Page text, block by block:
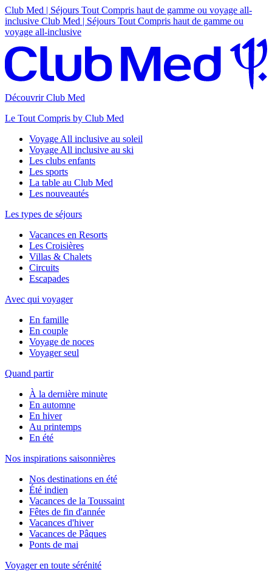
Club Med | Séjours Tout Compris haut de gamme ou voyage all-
inclusive Club Med | Séjours Tout Compris haut de gamme ou
voyage all-inclusive
Découvrir Club Med
Le Tout Compris by Club Med
Voyage All inclusive au soleil
Voyage All inclusive au ski
Les clubs enfants
Les sports
La table au Club Med
Les nouveautés
Les types de séjours
Vacances en Resorts
Les Croisières
Villas & Chalets
Circuits
Escapades
Avec qui voyager
En famille
En couple
Voyage de noces
Voyager seul
Quand partir
À la dernière minute
En automne
En hiver
Au printemps
En été
Nos inspirations saisonnières
Nos destinations en été
Été indien
Vacances de la Toussaint
Fêtes de fin d'année
Vacances d'hiver
Vacances de Pâques
Ponts de mai
Voyager en toute sérénité